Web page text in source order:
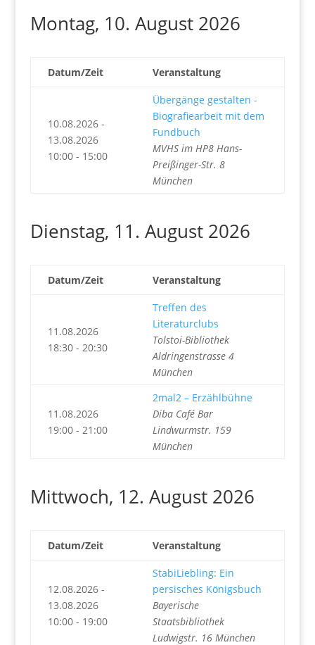
Montag, 10. August 2026
Datum/Zeit Veranstaltung
10.08.2026 -
13.08.2026
10:00 - 15:00
Übergänge gestalten -
Biografiearbeit mit dem
Fundbuch
MVHS im HP8 Hans-
Preißinger-Str. 8
München
Dienstag, 11. August 2026
Datum/Zeit Veranstaltung
11.08.2026
18:30 - 20:30
Treffen des
Literaturclubs
Tolstoi-Bibliothek
Aldringenstrasse 4
München
11.08.2026
19:00 - 21:00
2mal2 – Erzählbühne
Diba Café Bar
Lindwurmstr. 159
München
Mittwoch, 12. August 2026
Datum/Zeit Veranstaltung
12.08.2026 -
13.08.2026
10:00 - 19:00
StabiLiebling: Ein
persisches Königsbuch
Bayerische
Staatsbibliothek
Ludwigstr. 16 München